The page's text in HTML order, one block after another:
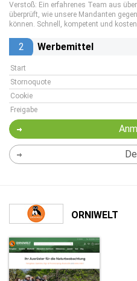
Verstoß: Ein erfahrenes Team aus
überprüft, wie unsere Mandanten
können. Schnell, kompetent und
2 Werbemittel
Start
Stornoquote
Cookie
Freigabe
ORNIWELT